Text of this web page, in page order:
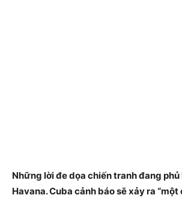
Những lời đe dọa chiến tranh đang
Havana. Cuba cảnh báo sẽ xảy ra “một